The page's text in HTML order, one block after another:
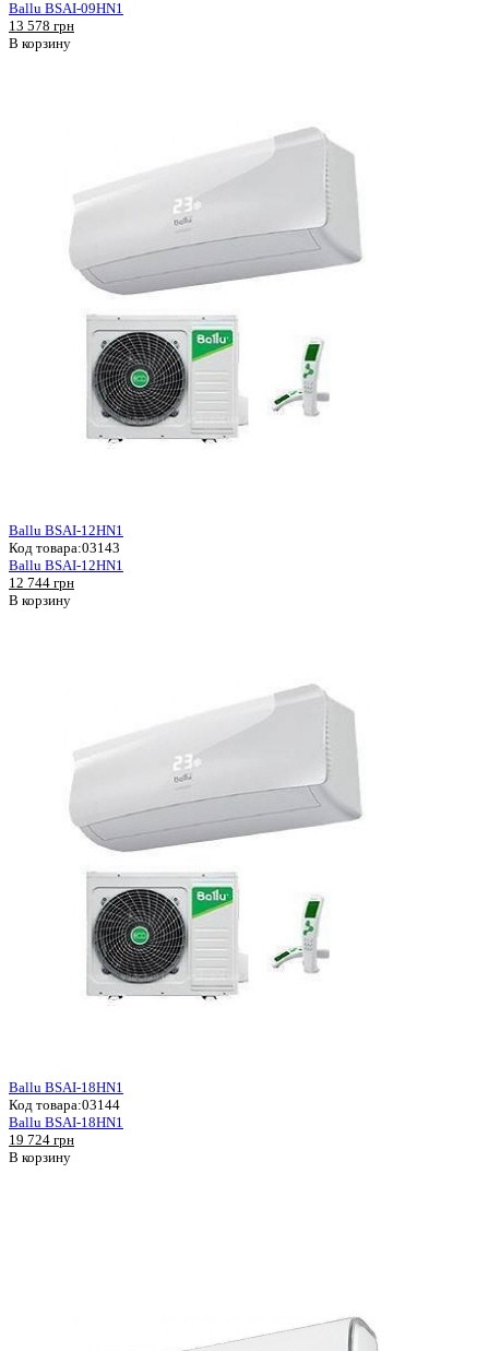
Ballu BSAI-09HN1
13 578 грн
В корзину
Ballu BSAI-12HN1
Код товара:03143
Ballu BSAI-12HN1
12 744 грн
В корзину
Ballu BSAI-18HN1
Код товара:03144
Ballu BSAI-18HN1
19 724 грн
В корзину